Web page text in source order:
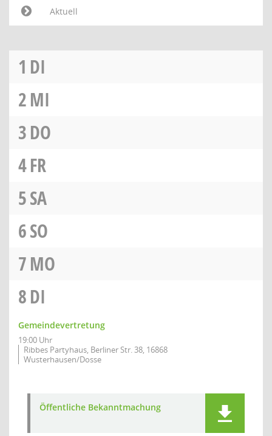
Aktuell
1 DI
2MI
3DO
4FR
5SA
6SO
7MO
8DI
Gemeindevertretung
19:00 Uhr
Ribbes Partyhaus, Berliner Str. 38, 16868
Wusterhausen/Dosse
Öffentliche Bekanntmachung